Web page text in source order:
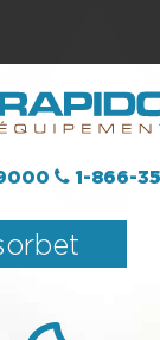
1-866-